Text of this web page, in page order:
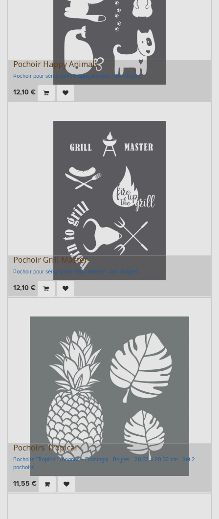
Pochoir Happy Animals
Pochoir pour sérigraphie Happy Animals - A4 - Rayher
12,10 €
Pochoir Grill Master
Pochoir pour sérigraphie "Grill Master" - A4 - Rayher
12,10 €
Pochoirs Tropical
Pochoirs "Tropical" (Ananas + Flamingo) - Rayher - 20,32 x 20,32 cm - Set 2
pochoirs
11,55 €